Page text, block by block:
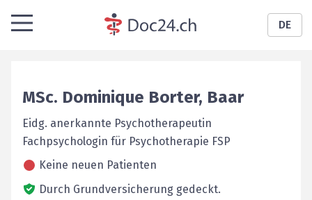
DE
MSc. Dominique Borter, Baar
Eidg. anerkannte Psychotherapeutin
Fachpsychologin für Psychotherapie FSP
Keine neuen Patienten
Durch Grundversicherung gedeckt.